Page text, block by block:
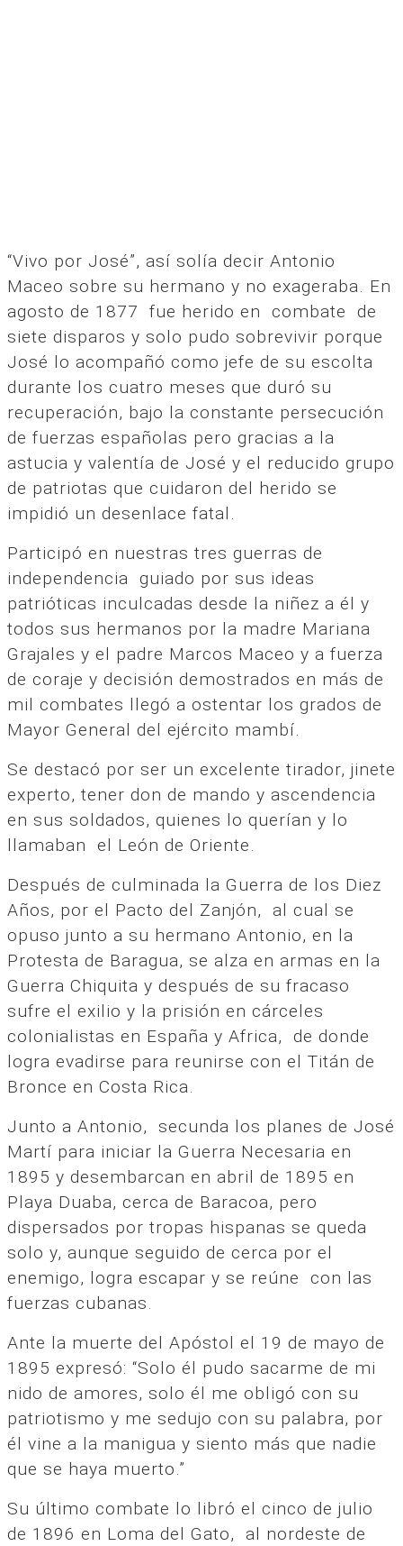
“Vivo por José”, así solía decir Antonio
Maceo sobre su hermano y no exageraba. En
agosto de 1877 fue herido en combate de
siete disparos y solo pudo sobrevivir porque
José lo acompañó como jefe de su escolta
durante los cuatro meses que duró su
recuperación, bajo la constante persecución
de fuerzas españolas pero gracias a la
astucia y valentía de José y el reducido grupo
de patriotas que cuidaron del herido se
impidió un desenlace fatal.
Participó en nuestras tres guerras de
independencia guiado por sus ideas
patrióticas inculcadas desde la niñez a él y
todos sus hermanos por la madre Mariana
Grajales y el padre Marcos Maceo y a fuerza
de coraje y decisión demostrados en más de
mil combates llegó a ostentar los grados de
Mayor General del ejército mambí.
Se destacó por ser un excelente tirador, jinete
experto, tener don de mando y ascendencia
en sus soldados, quienes lo querían y lo
llamaban el León de Oriente.
Después de culminada la Guerra de los Diez
Años, por el Pacto del Zanjón, al cual se
opuso junto a su hermano Antonio, en la
Protesta de Baragua, se alza en armas en la
Guerra Chiquita y después de su fracaso
sufre el exilio y la prisión en cárceles
colonialistas en España y Africa, de donde
logra evadirse para reunirse con el Titán de
Bronce en Costa Rica.
Junto a Antonio, secunda los planes de José
Martí para iniciar la Guerra Necesaria en
1895 y desembarcan en abril de 1895 en
Playa Duaba, cerca de Baracoa, pero
dispersados por tropas hispanas se queda
solo y, aunque seguido de cerca por el
enemigo, logra escapar y se reúne con las
fuerzas cubanas.
Ante la muerte del Apóstol el 19 de mayo de
1895 expresó: “Solo él pudo sacarme de mi
nido de amores, solo él me obligó con su
patriotismo y me sedujo con su palabra, por
él vine a la manigua y siento más que nadie
que se haya muerto.”
Su último combate lo libró el cinco de julio
de 1896 en Loma del Gato, al nordeste de